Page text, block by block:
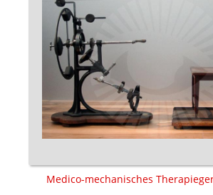
Medico-mechanisches